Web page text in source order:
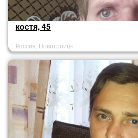
костя, 45
Россия, Новотроицк